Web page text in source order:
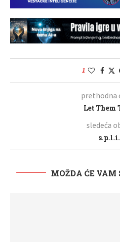
1
prethodna
Let Them
sledeća
MOŽDA ĆE VAM